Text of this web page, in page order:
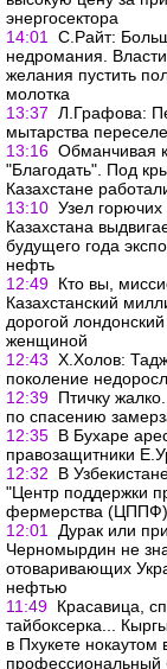
энергосектора
14:01
С.Райт:
недромания.
желания пустить
молотка
13:37 Л.Графова:
мытарства
13:16 Обманчивая
"Благодать". Под
Казахстане
13:10 Узел
Казахстана
будущего года
нефть
12:49 Кто вы,
Казахстанский
дорогой лондонский
женщиной
12:43 Х.Холов:
поколение
12:39 Птичку
по спасению
12:35 В Бухаре
правозащитники
12:32
В
"Центр поддержки
фермерства
12:01
Дурак или
Черномырдин не
отоваривающих
нефтью
11:49 Красавица,
тайбоксерка...
в Пхукете нокаутом
профессиональный